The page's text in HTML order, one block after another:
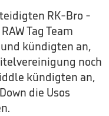
RK-Bro -
Tag Team
kündigten an,
noch
kündigten an,
die Usos